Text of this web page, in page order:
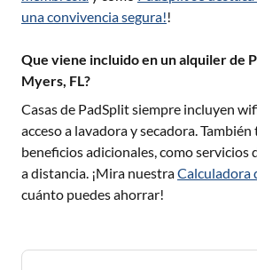
una convivencia segura!!
Que viene incluido en un alquiler de
Myers, FL?
Casas de PadSplit siempre incluyen
acceso a lavadora y secadora.
beneficios adicionales, como servicios
a distancia. ¡Mira nuestraCalculadora
cuánto puedes ahorrar!